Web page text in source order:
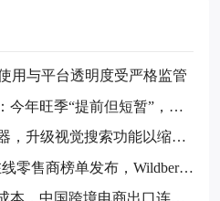
用与平台透明度受严格监管
今年旺季“提前但短暂”，预
，升级视觉搜索功能以缩小
零售商榜单发布，Wildberrie